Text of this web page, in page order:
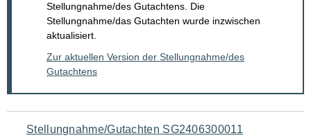
Stellungnahme/des Gutachtens. Die
Stellungnahme/das Gutachten wurde inzwischen
aktualisiert.
Zur aktuellen Version der Stellungnahme/des
Gutachtens
Navigation
Stellungnahme/Gutachten SG2406300011